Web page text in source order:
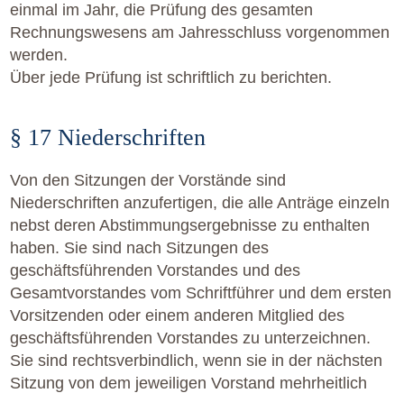
einmal im Jahr, die Prüfung des gesamten
Rechnungswesens am Jahresschluss vorgenommen
werden.
Über jede Prüfung ist schriftlich zu berichten.
§ 17 Niederschriften
Von den Sitzungen der Vorstände sind
Niederschriften anzufertigen, die alle Anträge einzeln
nebst deren Abstimmungsergebnisse zu enthalten
haben. Sie sind nach Sitzungen des
geschäftsführenden Vorstandes und des
Gesamtvorstandes vom Schriftführer und dem ersten
Vorsitzenden oder einem anderen Mitglied des
geschäftsführenden Vorstandes zu unterzeichnen.
Sie sind rechtsverbindlich, wenn sie in der nächsten
Sitzung von dem jeweiligen Vorstand mehrheitlich